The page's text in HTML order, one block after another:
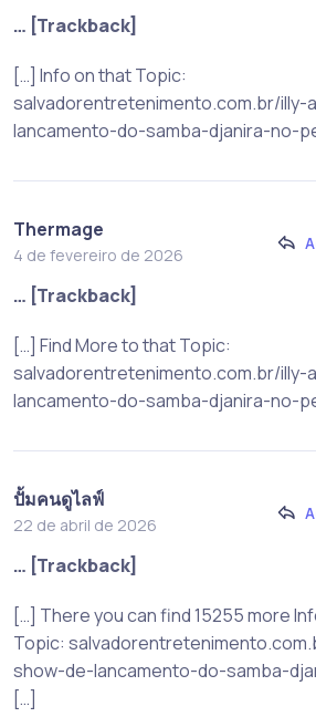
… [Trackback]
[…] Info on that Topic:
salvadorentretenimento.com.br/
lancamento-do-samba-djanira-no-
Thermage
4 de fevereiro de 2026
… [Trackback]
[…] Find More to that Topic:
salvadorentretenimento.com.br/
lancamento-do-samba-djanira-no-
ปั้มคนดูไลฟ์
22 de abril de 2026
… [Trackback]
[…] There you can find 15255 more
Topic:
show-de-lancamento-do-samba-
[…]